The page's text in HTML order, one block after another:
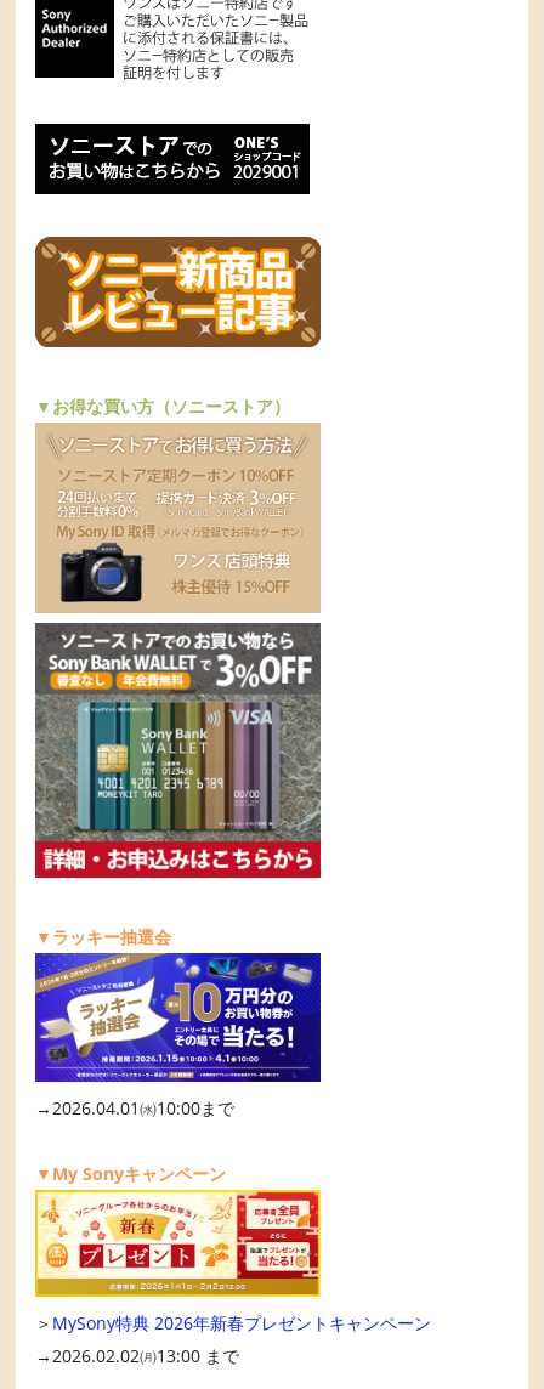
▼お得な買い方（ソニーストア）
▼ラッキー抽選会
→2026.04.01㈬10:00まで
▼My Sonyキャンペーン
＞ MySony特典 2026年新春プレゼントキャンペーン
→2026.02.02㈪13:00 まで